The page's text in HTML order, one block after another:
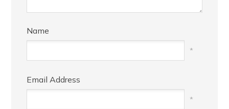
Name
*
Email Address
*